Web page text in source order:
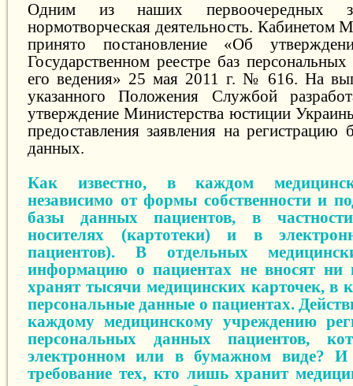
Одним из наших первоочередных
нормотворческая деятельность. Кабинетом
принято постановление «Об
Государственном реестре баз
его ведения» 25 мая 2011 г. № 616. На
указанного Положения Службой
утверждение Министерства юстиции
предоставления заявления на регистрацию
данных.
Как известно, в каждом
независимо от формы собственности и
базы данных пациентов, в
носителях (картотеки) и в
пациентов). В отдельных
информацию о пациентах не вносят ни
хранят тысячи медицинских карточек, в
персональные данные о пациентах.
каждому медицинскому учреждению
персональных данных пациентов,
электронном или в бумажном виде? И
требование тех, кто лишь хранит